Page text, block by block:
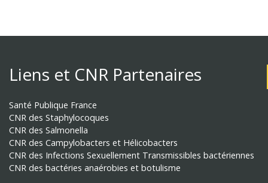
Liens et CNR Partenaires
Santé Publique France
CNR des Staphylocoques
CNR des Salmonella
CNR des Campylobacters et Hélicobacters
CNR des Infections Sexuellement Transmissibles bactériennes
CNR des bactéries anaérobies et botulisme